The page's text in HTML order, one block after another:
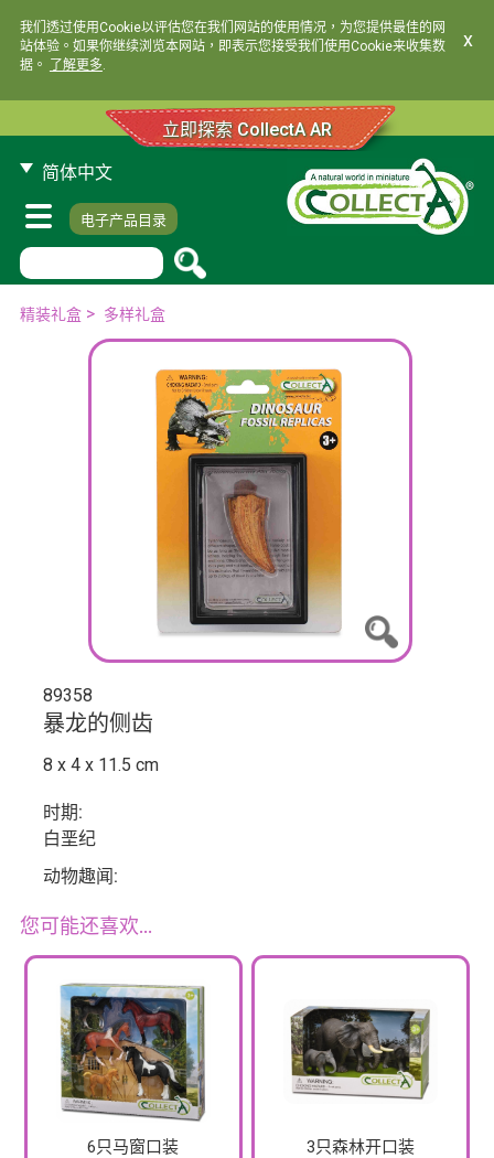
我们透过使用Cookie以评估您在我们网站的使用情况，为您提供最佳的网
站体验。如果你继续浏览本网站，即表示您接受我们使用Cookie来收集数
据。
了解更多.
x
立即探索 CollectA AR
简体中文
电子产品目录
精装礼盒> 多样礼盒
89358
暴龙的侧齿
8 x 4 x 11.5 cm
时期:
白垩纪
动物趣闻:
您可能还喜欢…
6只马窗口装 3只森林开口装